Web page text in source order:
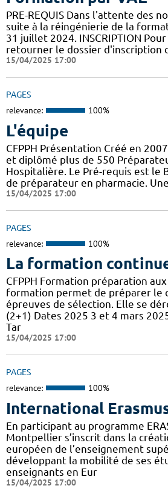
PRE-REQUIS Dans l'attente des
suite à la réingénierie de la
31 juillet 2024. INSCRIPTION
retourner le dossier d'inscription
15/04/2025 17:00
PAGES
relevance: 100%
L'équipe
CFPPH Présentation Créé en
et diplômé plus de 550
Hospitalière. Le Pré-requis est le
de préparateur en pharmacie.
15/04/2025 17:00
PAGES
relevance: 100%
La formation
CFPPH Formation préparation
formation permet de préparer le
épreuves de sélection. Elle se
(2+1) Dates 2025 3 et 4 mars
Tar
15/04/2025 17:00
PAGES
relevance: 100%
International
En participant au programme
Montpellier s’inscrit dans la
européen de l’enseignement
développant la mobilité de ses
enseignants en Eur
15/04/2025 17:00